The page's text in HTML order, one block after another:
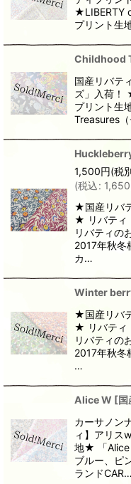
★LIBERTY
プリント生
Childhood
国産リバテ
ズ」入荷！
プリント生
Treasures
1,500円(税
(税込: 1,650
★国産リバ
★ リバティ
リバティの
2017年秋
カ…
Winter
★国産リバ
★ リバティ
リバティの
2017年秋
…
Alice W [国
カーサノン
ィ】アリス
地★ 「Alice
ブルー、ピ
ランドCAR…